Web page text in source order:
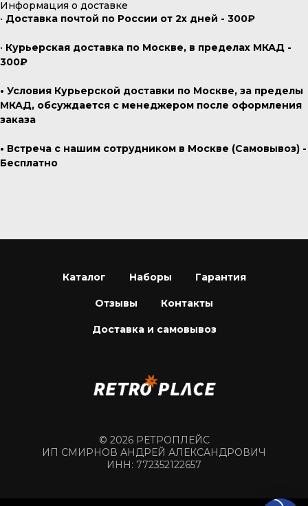
Информация о доставке
• Доставка почтой по России от 2х дней - 300₽
• Курьерская доставка по Москве, в пределах МКАД -
300₽
• Условия Курьерской доставки по Москве, за пределы
МКАД, обсуждается с менеджером после оформления
заказа
• Встреча с нашим сотрудником в Москве (Самовывоз) -
Бесплатно
Каталог Наборы Гарантия
Отзывы Контакты
Доставка и самовывоз
© 2026 РЕТРОПЛЕЙС
ИП СМИРНОВ АНДРЕЙ АЛЕКСАНДРОВИЧ
ИНН: 772352122657